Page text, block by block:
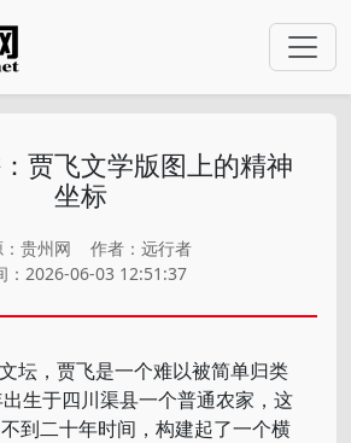
贾飞文学版图上的精神
坐标
贵州网
作者：远行者
：2026-06-03 12:51:37
，贾飞是一个难以被简单归类
生于四川渠县一个普通农家，这
到二十年时间，构建起了一个横